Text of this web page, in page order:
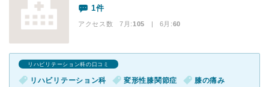
1件
アクセス数 7月:105 | 6月:60
リハビリテーション科の口コミ
リハビリテーション科 変形性膝関節症
膝の痛み